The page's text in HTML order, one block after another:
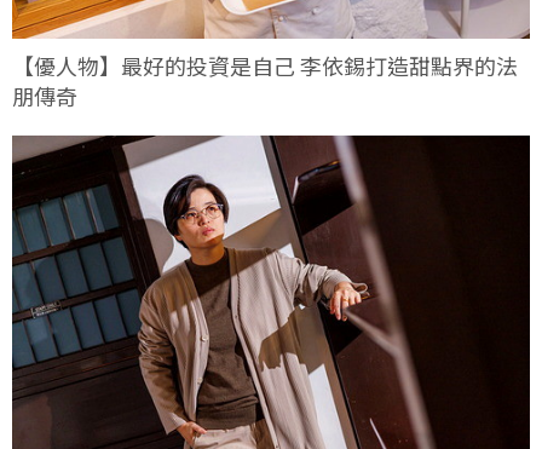
【優人物】最好的投資是自己 李依錫打造甜點界的法
朋傳奇